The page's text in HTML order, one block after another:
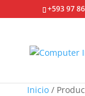
+593 97
Inicio/